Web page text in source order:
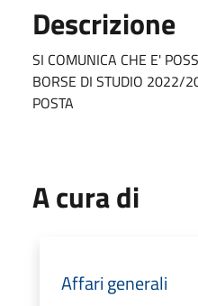
Descrizione
SI COMUNICA CHE E'
BORSE DI STUDIO 2022/
POSTA
A cura di
Affari generali